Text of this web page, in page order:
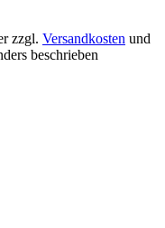
zzgl. Versandkosten und
beschrieben